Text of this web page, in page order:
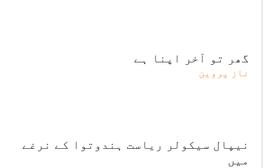
گھر تو آخر اپنا ہے
ناز پروین
نیپال سیکولر ریاست ہندوتوا کے نرغے
میں